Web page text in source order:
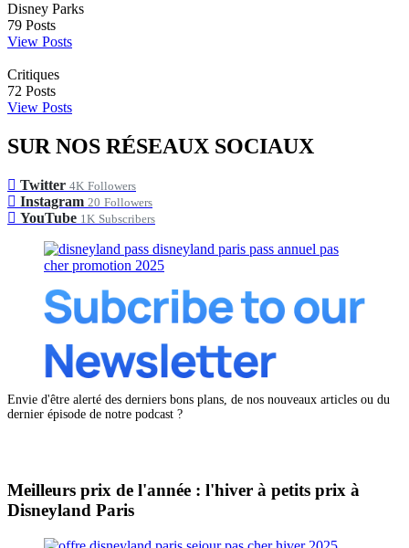
Disney Parks
79 Posts
View Posts
Critiques
72 Posts
View Posts
SUR NOS RÉSEAUX SOCIAUX
Twitter 4K Followers
Instagram 20 Followers
YouTube 1K Subscribers
Envie d'être alerté des derniers bons plans, de nos nouveaux articles ou du
dernier épisode de notre podcast ?
Meilleurs prix de l'année : l'hiver à petits prix à
Disneyland Paris